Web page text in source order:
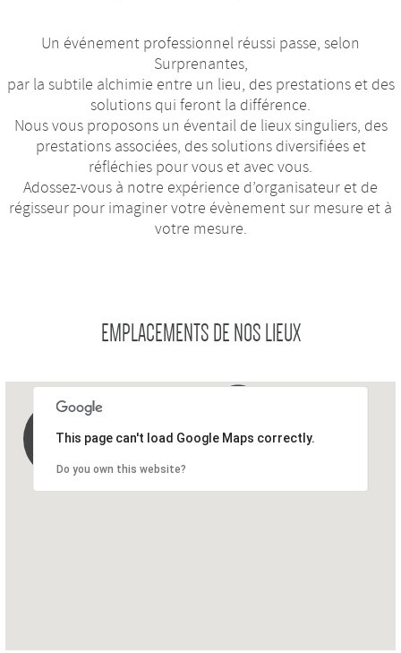
Un événement professionnel réussi passe, selon
Surprenantes,
par la subtile alchimie entre un lieu, des prestations et des
solutions qui feront la différence.
Nous vous proposons un éventail de lieux singuliers, des
prestations associées, des solutions diversifiées et
réfléchies pour vous et avec vous.
Adossez-vous à notre expérience d’organisateur et de
régisseur pour imaginer votre évènement sur mesure et à
votre mesure.
EMPLACEMENTS DE NOS LIEUX
Nos lieux
This page can't load Google Maps correctly.
Do you own this website?